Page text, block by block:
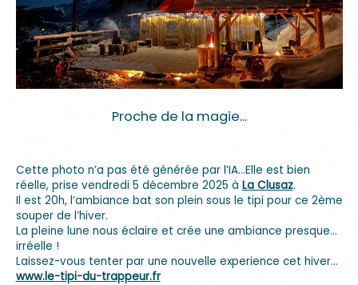
Proche de la magie...
Cette photo n’a pas été générée par l’IA…Elle est bien
réelle, prise vendredi 5 décembre 2025 à La Clusaz.
Il est 20h, l’ambiance bat son plein sous le tipi pour ce 2ème
souper de l’hiver.
La pleine lune nous éclaire et crée une ambiance presque…
irréelle !
Laissez-vous tenter par une nouvelle experience cet hiver…
www.le-tipi-du-trappeur.fr